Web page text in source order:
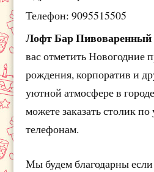
Телефон: 9095515505
Лофт Бар Пивоваренный
вас отметить Новогодние
рождения, корпоратив и
уютной атмосфере в
можете заказать столик
телефонам.
Мы будем благодарны